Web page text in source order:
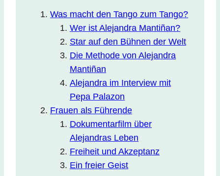
Was macht den Tango zum Tango?
Wer ist Alejandra Mantiñan?
Star auf den Bühnen der Welt
Die Methode von Alejandra
Mantiñan
Alejandra im Interview mit
Pepa Palazon
Frauen als Führende
Dokumentarfilm über
Alejandras Leben
Freiheit und Akzeptanz
Ein freier Geist